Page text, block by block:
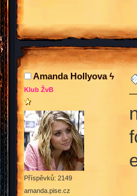
Amanda Hollyova ϟ
Klub ŽvB
Příspěvků: 2149
amanda.pise.cz